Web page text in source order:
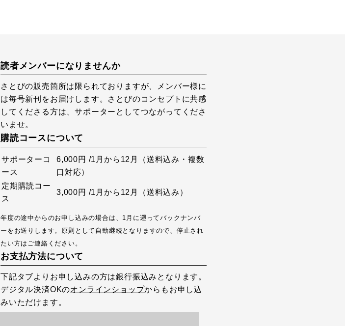
読者メンバーになりませんか
さとびの販売箇所は限られておりますが、メンバー様に
は毎号新刊をお届けします。さとびのコンセプトに共感
してくださる方は、サポーターとしてつながってくださ
いませ。
購読コースについて
サポーターコ
ース
6,000円 /1月から12月（送料込み・複数
口対応）
定期購読コー
ス
3,000円 /1月から12月（送料込み）
年度の途中からのお申し込みの場合は、1月に遡ってバックナンバ
ーをお送りします。原則として自動継続となりますので、停止され
たい方はご連絡ください。
お支払方法について
下記タブよりお申し込みの方は銀行振込みとなります。
デジタル決済OKのオンラインショップからもお申し込
みいただけます。